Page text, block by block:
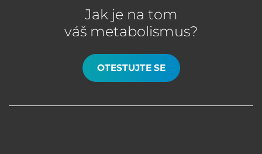
Jak je na tom
váš metabolismus?
OTESTUJTE SE